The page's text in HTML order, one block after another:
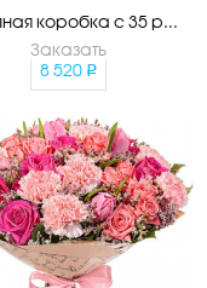
коробка с 35 р...
Заказать
8 520